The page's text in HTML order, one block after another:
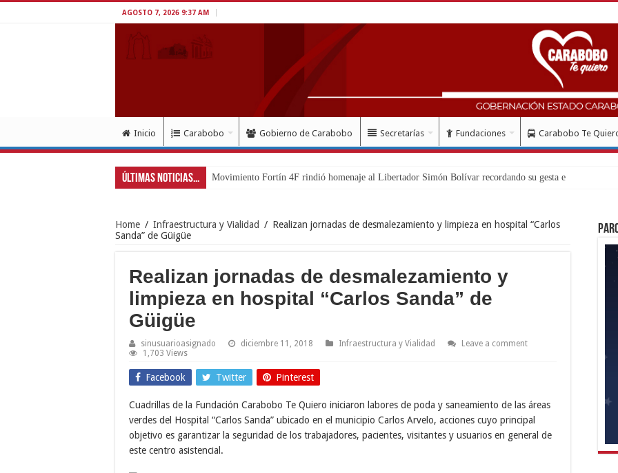
AGOSTO 7, 2026 9:37 AM
Inicio Carabobo Gobierno de Carabobo Secretarías Fundaciones Carabobo Te
Últimas Noticias... Exitoso despliegue de sal
Home / Infraestructura y Vialidad / Realizan jornadas de desmalezamiento y limpieza en hospital “Carlos
Sanda” de Güigüe
Realizan jornadas de desmalezamiento y
limpieza en hospital “Carlos Sanda” de
Güigüe
sinusuarioasignado diciembre 11, 2018 Infraestructura y Vialidad
Leave a comment
1,703 Views
Facebook Twitter Pinterest
Cuadrillas de la Fundación Carabobo Te Quiero iniciaron labores de poda y saneamiento de las áreas
verdes del Hospital “Carlos Sanda” ubicado en el municipio Carlos Arvelo, acciones cuyo principal
objetivo es garantizar la seguridad de los trabajadores, pacientes, visitantes y usuarios en general de
este centro asistencial.